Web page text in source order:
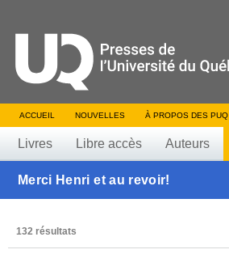
ACCUEIL NOUVELLES À PROPOS DES PUQ
Livres Libre accès Auteurs
Merci Henri et au revoir!
132 résultats